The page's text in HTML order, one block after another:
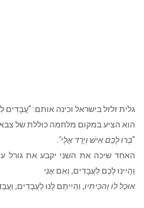
גלית זלזל בישראל וכינה אותם: "עֲבָדִים
הוא הציע במקום מלחמה כוללת של צבא
"בְּרוּ לָכֶם אִישׁ וְיֵרֵד אֵלָי"
האחד שיכה את השני יקבע את גורל
וְהָיִינוּ לָכֶם לַעֲבָדִים, וְאִם אֲנִי
אוּכַל לוֹ וְהִכִּיתִיו, וִהְיִיתֶם לָנוּ לַעֲבָדִים,